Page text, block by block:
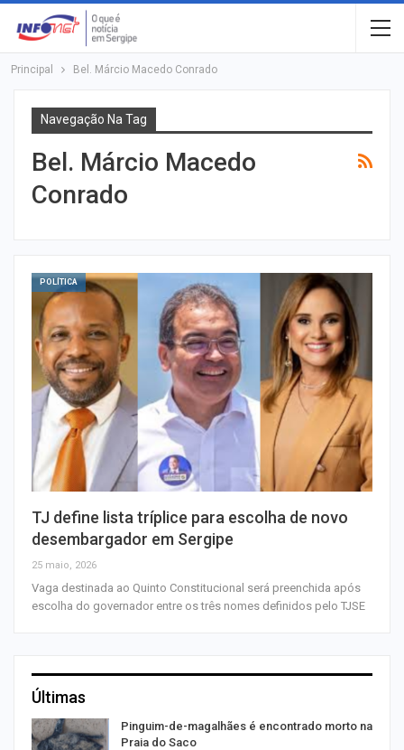
Principal Bel. Márcio Macedo Conrado
Navegação Na Tag
Bel. Márcio Macedo
Conrado
POLÍTICA
TJ define lista tríplice para escolha de novo
desembargador em Sergipe
25 maio, 2026
Vaga destinada ao Quinto Constitucional será preenchida após
escolha do governador entre os três nomes definidos pelo TJSE
Últimas
Pinguim-de-magalhães é encontrado morto na
Praia do Saco